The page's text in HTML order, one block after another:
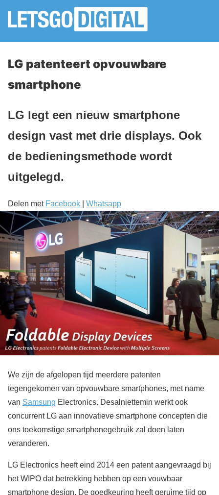
LG patenteert opvouwbare
smartphone
LG legt een nieuw smartphone
design vast met drie displays. Ook
de bedieningsmethode wordt
uitgelegd.
Delen met Facebook Whatsapp
We zijn de afgelopen tijd meerdere patenten
tegengekomen van opvouwbare smartphones, met name
van Samsung Electronics. Desalniettemin werkt ook
concurrent LG aan innovatieve smartphone concepten die
ons toekomstige smartphonegebruik zal doen laten
veranderen.
LG Electronics heeft eind 2014 een patent aangevraagd bij
het WIPO dat betrekking hebben op een vouwbaar
smartphone design. De goedkeuring heeft geruime tijd op